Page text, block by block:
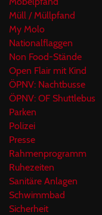
Müll / Müllpfand
My Molo
Nationalflaggen
Non Food-Stände
Open Flair mit Kind
ÖPNV: Nachtbusse
ÖPNV: OF Shuttlebus
Parken
Polizei
Presse
Rahmenprogramm
Ruhezeiten
Sanitäre Anlagen
Schwimmbad
Sicherheit